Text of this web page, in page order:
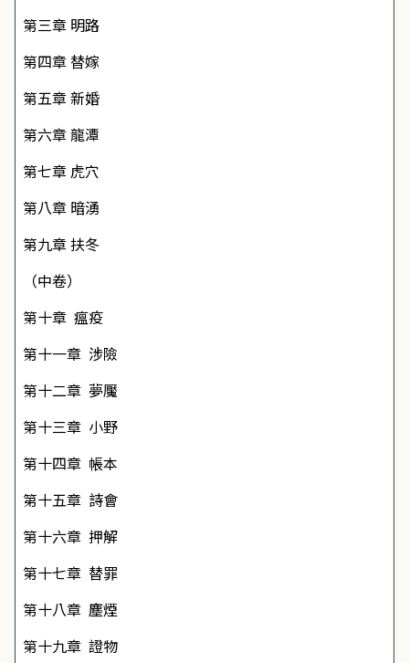
第三章 明路
第四章 替嫁
第五章新婚
第六章龍潭
第七章 虎穴
第八章 暗湧
第九章扶冬
（中卷）
第十章 瘟疫
第十一章 涉險
第十二章 夢魘
第十三章 小野
第十四章 帳本
第十五章 詩會
第十六章 押解
第十七章 替罪
第十八章 塵煙
第十九章 證物